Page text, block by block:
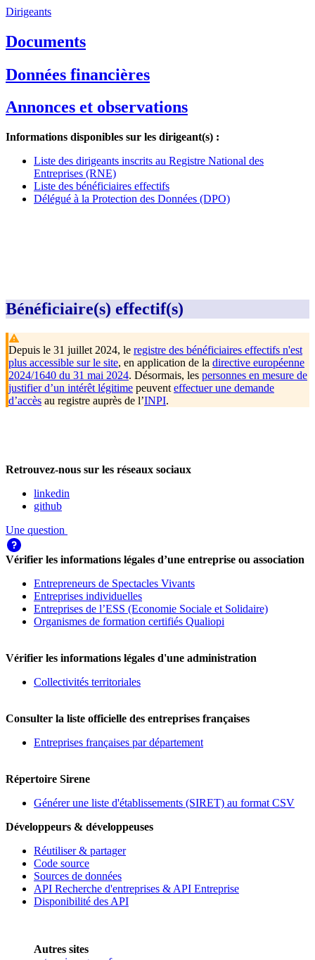
Dirigeants
Documents
Données financières
Annonces et observations
Informations disponibles sur les dirigeant(s) :
Liste des dirigeants inscrits au Registre National des
Entreprises (RNE)
Liste des bénéficiaires effectifs
Délégué à la Protection des Données (DPO)
Bénéficiaire(s) effectif(s)
Depuis le 31 juillet 2024, le registre des bénéficiaires effectifs n'est
plus accessible sur le site, en application de la directive européenne
2024/1640 du 31 mai 2024. Désormais, les personnes en mesure de
justifier d’un intérêt légitime peuvent effectuer une demande
d’accès au registre auprès de l’INPI.
Retrouvez-nous sur les réseaux sociaux
linkedin
github
Une question
Vérifier les informations légales d’une entreprise ou association
Entrepreneurs de Spectacles Vivants
Entreprises individuelles
Entreprises de l’ESS (Economie Sociale et Solidaire)
Organismes de formation certifiés Qualiopi
Vérifier les informations légales d'une administration
Collectivités territoriales
Consulter la liste officielle des entreprises françaises
Entreprises françaises par département
Répertoire Sirene
Générer une liste d'établissements (SIRET) au format CSV
Développeurs & développeuses
Réutiliser & partager
Code source
Sources de données
API Recherche d'entreprises & API Entreprise
Disponibilité des API
Autres sites